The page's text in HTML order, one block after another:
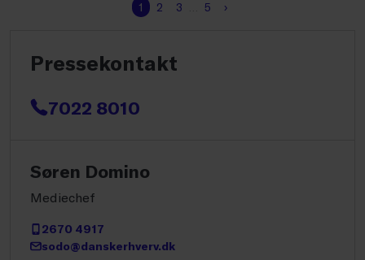
1 2 3 5 ›
Pressekontakt
7022 8010
Søren Domino
Mediechef
2670 4917
sodo@danskerhverv.dk